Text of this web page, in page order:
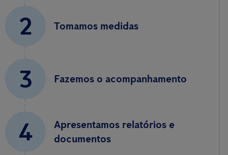
2 Tomamos medidas
3 Fazemos o acompanhamento
4
Apresentamos relatórios e
documentos